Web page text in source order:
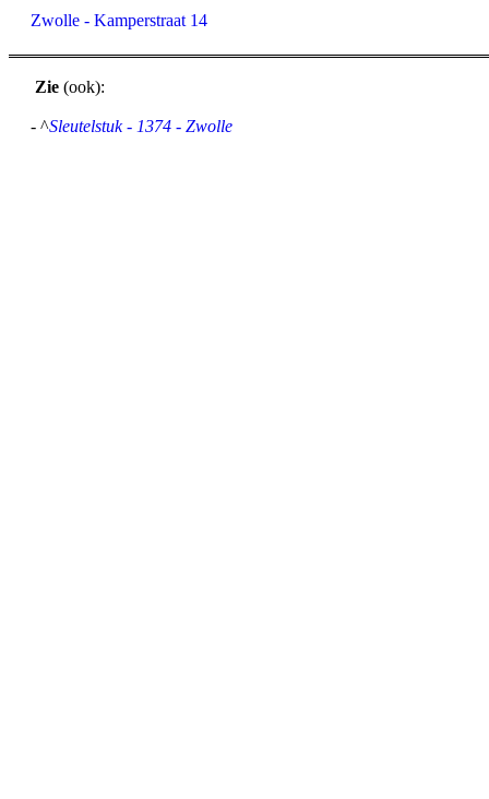
Zwolle - Kamperstraat 14
Zie (ook):
- ^Sleutelstuk - 1374 - Zwolle